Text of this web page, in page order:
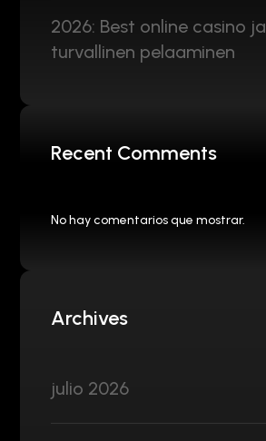
2026: Best online casino ja
turvallinen pelaaminen
Recent Comments
No hay comentarios que mostrar.
Archives
julio 2026